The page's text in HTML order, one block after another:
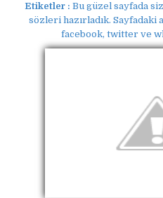
Etiketler : Bu güzel sayfada
sözleri hazırladık.
facebook, twitter ve